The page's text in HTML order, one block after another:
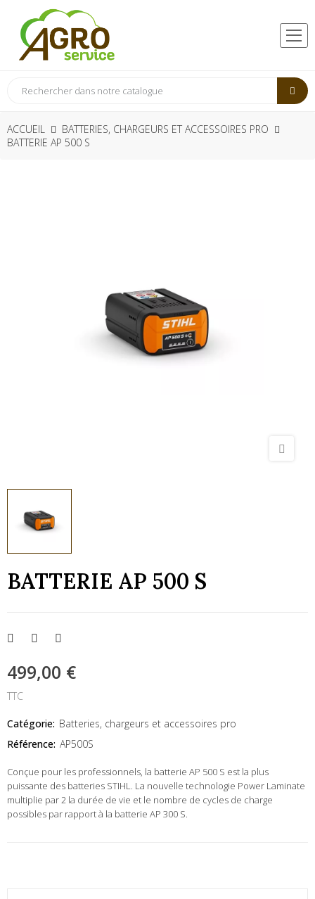
ACCUEIL
BATTERIES, CHARGEURS ET ACCESSOIRES PRO
BATTERIE AP 500 S
BATTERIE AP 500 S
499,00 €
TTC
Catégorie: Batteries, chargeurs et accessoires pro
Référence: AP500S
Conçue pour les professionnels, la batterie AP 500 S est la plus
puissante des batteries STIHL. La nouvelle technologie Power Laminate
multiplie par 2 la durée de vie et le nombre de cycles de charge
possibles par rapport à la batterie AP 300 S.